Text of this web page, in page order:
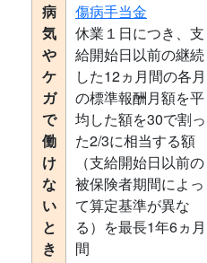
病
気
や
ケ
ガ
で
働
け
な
い
と
き
傷病手当金
休業１日につき、支
給開始日以前の継続
した12ヵ月間の各月
の標準報酬月額を平
均した額を30で割っ
た2/3に相当する額
（支給開始日以前の
被保険者期間によっ
て算定基準が異な
る）を最長1年6ヵ月
間